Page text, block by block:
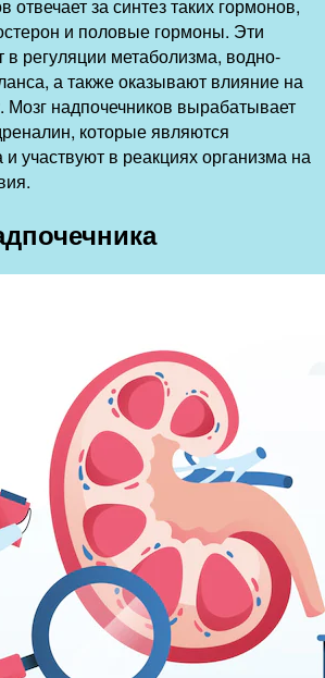
отвечает за синтез таких гормонов,
и половые гормоны. Эти
в регуляции метаболизма, водно-
а также оказывают влияние на
надпочечников вырабатывает
которые являются
участвуют в реакциях организма на